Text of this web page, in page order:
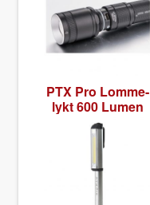
PTX Pro Lom­me­
lykt 600 Lumen